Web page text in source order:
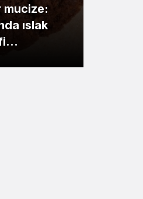
mucize:
ıslak